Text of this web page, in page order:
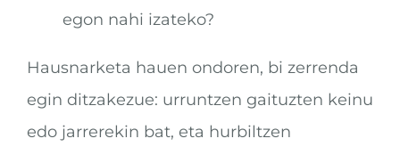
egon nahi izateko?
Hausnarketa hauen ondoren, bi zerrenda
egin ditzakezue: urruntzen gaituzten keinu
edo jarrerekin bat, eta hurbiltzen